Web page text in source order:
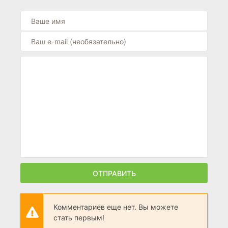
ОТПРАВИТЬ
Комментариев еще нет. Вы можете
стать первым!